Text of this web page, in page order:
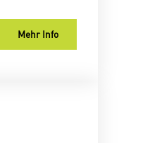
Mehr Info